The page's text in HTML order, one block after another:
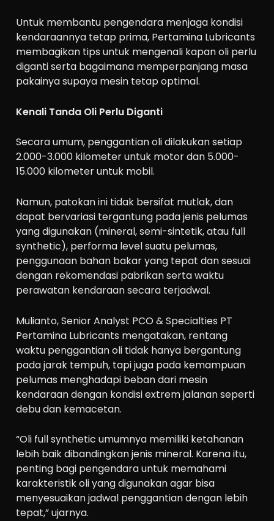
Untuk membantu pengendara menjaga kondisi
kendaraannya tetap prima, Pertamina Lubricants
membagikan tips untuk mengenali kapan oli perlu
diganti serta bagaimana memperpanjang masa
pakainya supaya mesin tetap optimal.
Kenali Tanda Oli Perlu Diganti
Secara umum, penggantian oli dilakukan setiap
2.000-3.000 kilometer untuk motor dan 5.000-
15.000 kilometer untuk mobil.
Namun, patokan ini tidak bersifat mutlak, dan
dapat bervariasi tergantung pada jenis pelumas
yang digunakan (mineral, semi-sintetik, atau full
synthetic), performa level suatu pelumas,
penggunaan bahan bakar yang tepat dan sesuai
dengan rekomendasi pabrikan serta waktu
perawatan kendaraan secara terjadwal.
Mulianto, Senior Analyst PCO & Specialties PT
Pertamina Lubricants mengatakan, rentang
waktu penggantian oli tidak hanya bergantung
pada jarak tempuh, tapi juga pada kemampuan
pelumas menghadapi beban dari mesin
kendaraan dengan kondisi extrem jalanan seperti
debu dan kemacetan.
“Oli full synthetic umumnya memiliki ketahanan
lebih baik dibandingkan jenis mineral. Karena itu,
penting bagi pengendara untuk memahami
karakteristik oli yang digunakan agar bisa
menyesuaikan jadwal penggantian dengan lebih
tepat,” ujarnya.